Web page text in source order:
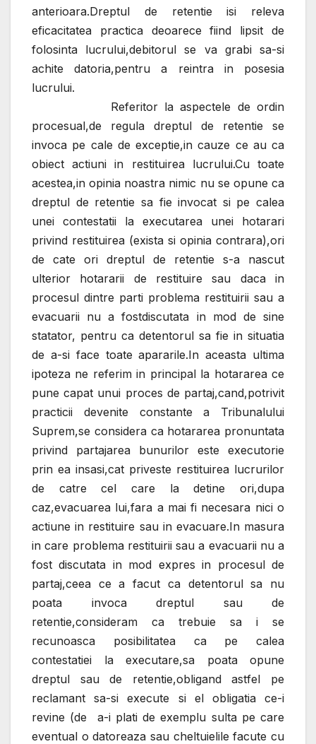
anterioara.Dreptul de retentie isi releva
eficacitatea practica deoarece fiind lipsit de
folosinta lucrului,debitorul se va grabi sa-si
achite datoria,pentru a reintra in posesia
lucrului.
Referitor la aspectele de ordin
procesual,de regula dreptul de retentie se
invoca pe cale de exceptie,in cauze ce au ca
obiect actiuni in restituirea lucrului.Cu toate
acestea,in opinia noastra nimic nu se opune ca
dreptul de retentie sa fie invocat si pe calea
unei contestatii la executarea unei hotarari
privind restituirea (exista si opinia contrara),ori
de cate ori dreptul de retentie s-a nascut
ulterior hotararii de restituire sau daca in
procesul dintre parti problema restituirii sau a
evacuarii nu a fostdiscutata in mod de sine
statator, pentru ca detentorul sa fie in situatia
de a-si face toate apararile.In aceasta ultima
ipoteza ne referim in principal la hotararea ce
pune capat unui proces de partaj,cand,potrivit
practicii devenite constante a Tribunalului
Suprem,se considera ca hotararea pronuntata
privind partajarea bunurilor este executorie
prin ea insasi,cat priveste restituirea lucrurilor
de catre cel care la detine ori,dupa
caz,evacuarea lui,fara a mai fi necesara nici o
actiune in restituire sau in evacuare.In masura
in care problema restituirii sau a evacuarii nu a
fost discutata in mod expres in procesul de
partaj,ceea ce a facut ca detentorul sa nu
poata invoca dreptul sau de
retentie,consideram ca trebuie sa i se
recunoasca posibilitatea ca pe calea
contestatiei la executare,sa poata opune
dreptul sau de retentie,obligand astfel pe
reclamant sa-si execute si el obligatia ce-i
revine (de a-i plati de exemplu sulta pe care
eventual o datoreaza sau cheltuielile facute cu